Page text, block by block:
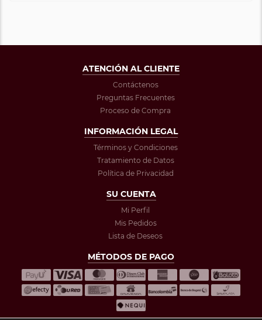
ATENCIÓN AL CLIENTE
Contáctenos
Preguntas Frecuentes
Proceso de Compra
INFORMACIÓN LEGAL
Términos y Condiciones
Tratamiento de Datos
Política de Privacidad
SU CUENTA
Mi Perfil
Mis Pedidos
Lista de Deseos
MÉTODOS DE PAGO